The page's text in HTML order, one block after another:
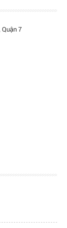
7
rất nhiều mẫu
cảm thấy...